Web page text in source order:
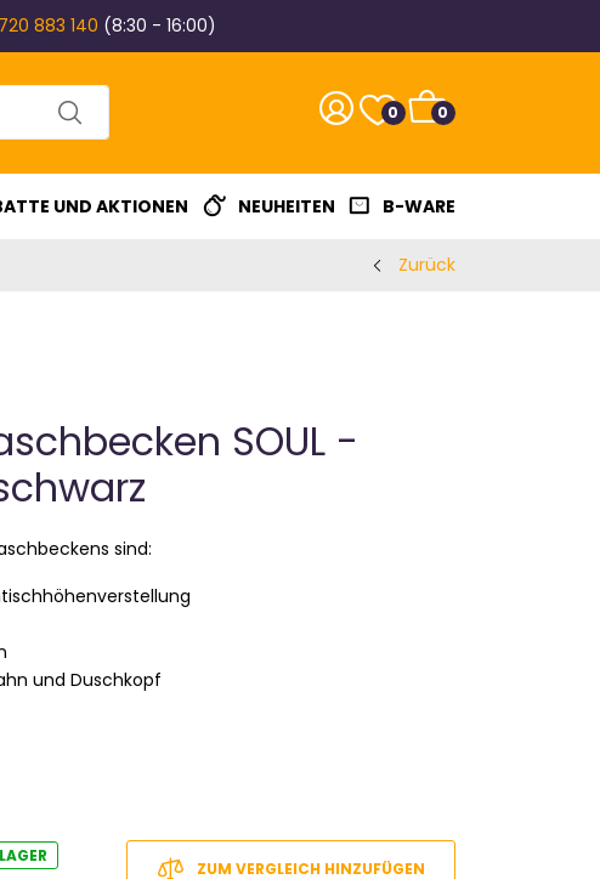
883 140 (8:30 - 16:00)
0 0
UND AKTIONEN NEUHEITEN B-WARE
Zurück
SOUL -
sind:
und Duschkopf
ZUM VERGLEICH HINZUFÜGEN